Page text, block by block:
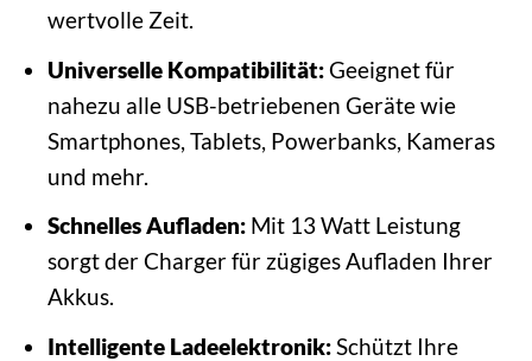
wertvolle Zeit.
Universelle Kompatibilität:Geeignet für
nahezu alle USB-betriebenen Geräte wie
Smartphones, Tablets, Powerbanks, Kameras
und mehr.
Schnelles Aufladen:Mit 13 Watt Leistung
sorgt der Charger für zügiges Aufladen Ihrer
Akkus.
Intelligente Ladeelektronik:Schützt Ihre